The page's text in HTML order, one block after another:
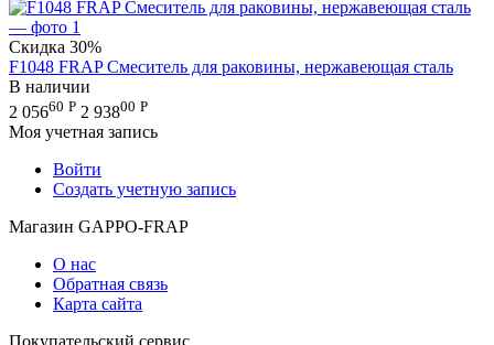
Скидка 30%
F1048 FRAP Смеситель для раковины, нержавеющая сталь
В наличии
2 05660 Р 2 93800 Р
Моя учетная запись
Войти
Создать учетную запись
Магазин GAPPO-FRAP
О нас
Обратная связь
Карта сайта
Покупательский сервис